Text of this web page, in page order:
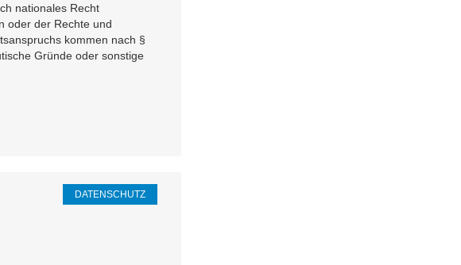
nationales Recht
oder der Rechte und
kommen nach §
Gründe oder sonstige
DATENSCHUTZ